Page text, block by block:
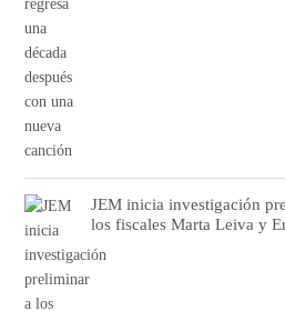
JEM inicia investigación
los fiscales Marta Leiva y